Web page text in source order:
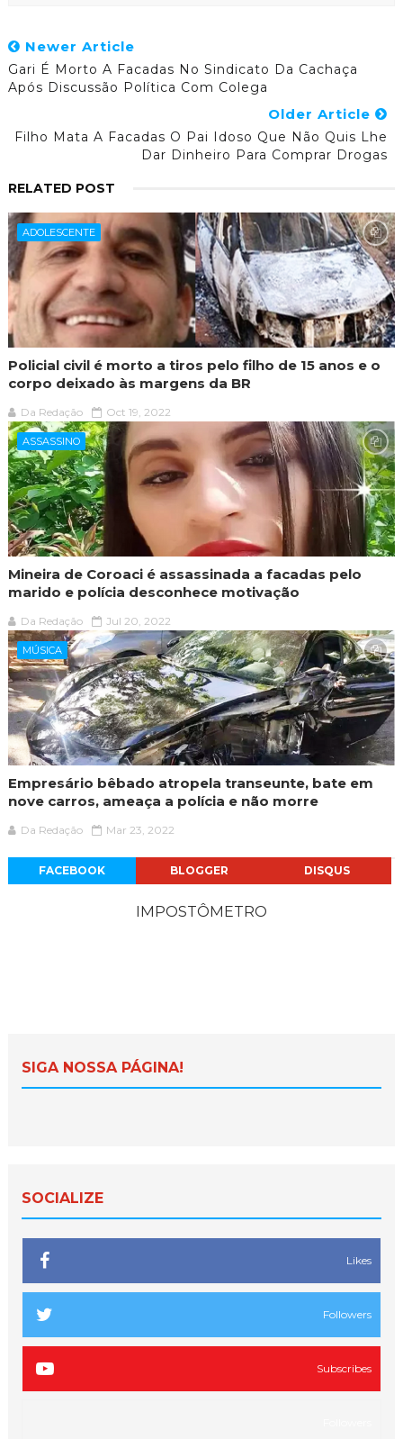
Newer Article
Gari É Morto A Facadas No Sindicato Da Cachaça
Após Discussão Política Com Colega
Older Article
Filho Mata A Facadas O Pai Idoso Que Não Quis Lhe
Dar Dinheiro Para Comprar Drogas
RELATED POST
ADOLESCENTE
Policial civil é morto a tiros pelo filho de 15 anos e o
corpo deixado às margens da BR
Da Redação Oct 19, 2022
ASSASSINO
Mineira de Coroaci é assassinada a facadas pelo
marido e polícia desconhece motivação
Da Redação Jul 20, 2022
MÚSICA
Empresário bêbado atropela transeunte, bate em
nove carros, ameaça a polícia e não morre
Da Redação Mar 23, 2022
FACEBOOK BLOGGER DISQUS
IMPOSTÔMETRO
SIGA NOSSA PÁGINA!
SOCIALIZE
Likes
Followers
Subscribes